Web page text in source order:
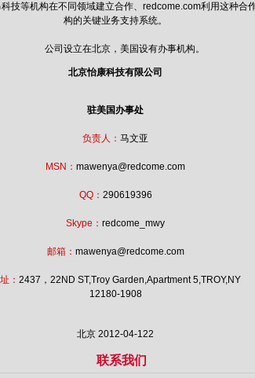
机构在不同领域建立合作、redcome.com利用这种合
构的关键业务支持系统。
公司设立在北京，美国设有办事机构。
北京怡康科技有限公司
驻美国办事处
负责人： 马文亚
MSN： mawenya@redcome.com
QQ： 290619396
Skype： redcome_mwy
邮箱： mawenya@redcome.com
： 2437，22ND ST,Troy Garden,Apartment 5,TROY,NY
12180-1908
北京 2012-04-122
联系我们